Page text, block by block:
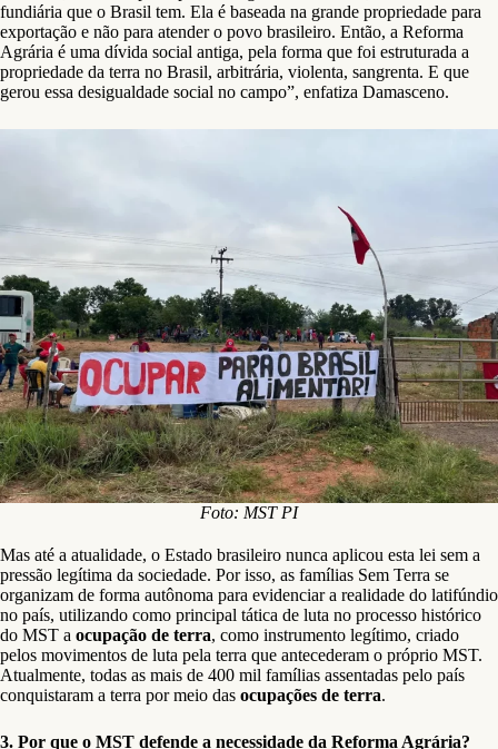
fundiária que o Brasil tem. Ela é baseada na grande propriedade para
exportação e não para atender o povo brasileiro. Então, a Reforma
Agrária é uma dívida social antiga, pela forma que foi estruturada a
propriedade da terra no Brasil, arbitrária, violenta, sangrenta. E que
gerou essa desigualdade social no campo”, enfatiza Damasceno.
Foto: MST PI
Mas até a atualidade, o Estado brasileiro nunca aplicou esta lei sem a
pressão legítima da sociedade. Por isso, as famílias Sem Terra se
organizam de forma autônoma para evidenciar a realidade do latifúndio
no país, utilizando como principal tática de luta no processo histórico
do MST a ocupação de terra, como instrumento legítimo, criado
pelos movimentos de luta pela terra que antecederam o próprio MST.
Atualmente, todas as mais de 400 mil famílias assentadas pelo país
conquistaram a terra por meio das ocupações de terra.
3. Por que o MST defende a necessidade da Reforma Agrária?